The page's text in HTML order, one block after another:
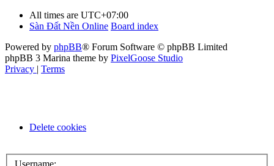
All times are UTC+07:00
Sàn Đất Nền Online Board index
Powered by phpBB® Forum Software © phpBB Limited
phpBB 3 Marina theme by PixelGoose Studio
Privacy | Terms
Delete cookies
Username: